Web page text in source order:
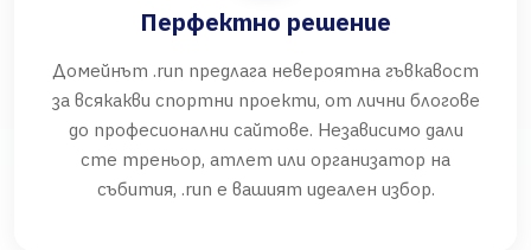
Перфектно решение
Домейнът .run предлага невероятна гъвкавост
за всякакви спортни проекти, от лични блогове
до професионални сайтове. Независимо дали
сте треньор, атлет или организатор на
събития, .run е вашият идеален избор.